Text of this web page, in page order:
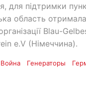
для підтримки
область
Blau-
e.V (Німеччина).
Война Генераторы